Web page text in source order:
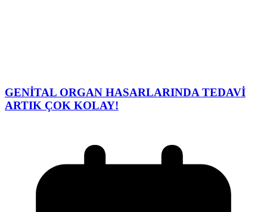
GENİTAL ORGAN HASARLARINDA TEDAVİ
ARTIK ÇOK KOLAY!